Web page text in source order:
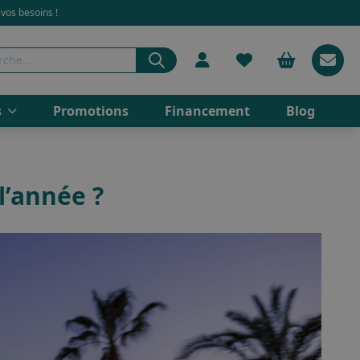
besoins !
Promotions Financement Blog
?